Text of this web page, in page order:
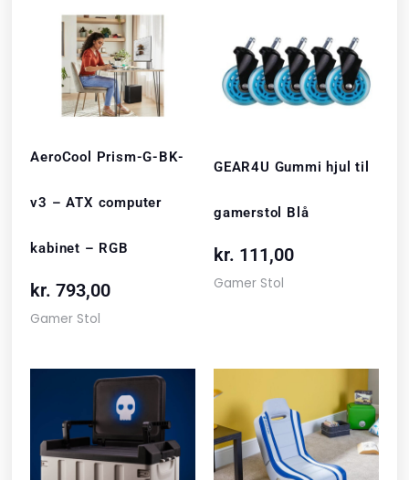
AeroCool Prism-G-BK-
v3 – ATX computer
kabinet – RGB
kr. 793,00
Gamer Stol
GEAR4U Gummi hjul til
gamerstol Blå
kr. 111,00
Gamer Stol